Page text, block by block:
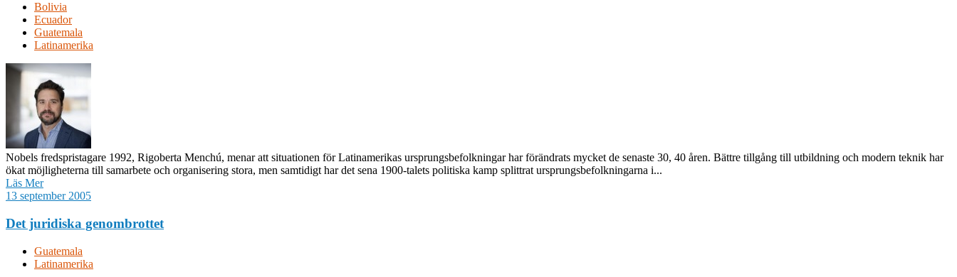
Bolivia
Ecuador
Guatemala
Latinamerika
Nobels fredspristagare 1992, Rigoberta Menchú, menar att situationen för Latinamerikas ursprungsbefolkningar har förändrats mycket de senaste 30, 40 åren. Bättre tillgång till utbildning och modern teknik har
ökat möjligheterna till samarbete och organisering stora, men samtidigt har det sena 1900-talets politiska kamp splittrat ursprungsbefolkningarna i...
Läs Mer
13 september 2005
Det juridiska genombrottet
Guatemala
Latinamerika